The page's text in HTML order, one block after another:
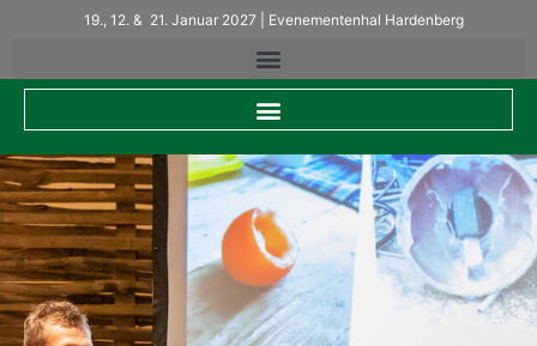
19., 12. & 21. Januar 2027 | Evenementenhal Hardenberg